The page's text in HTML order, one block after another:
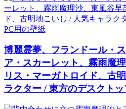
博麗霊夢、フランドール・
ア・スカーレット、霧雨魔
リス・マーガトロイド、古
ラクター / 東方のデスクト